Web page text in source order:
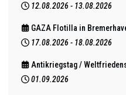
12.08.2026 - 13.08.2026
GAZA Flotilla in
17.08.2026 - 18.08.2026
Antikriegstag /
01.09.2026